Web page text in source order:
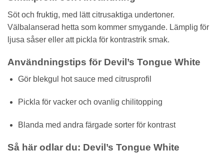
Söt och fruktig, med lätt citrusaktiga undertoner.
Välbalanserad hetta som kommer smygande. Lämplig för
ljusa såser eller att pickla för kontrastrik smak.
Användningstips för Devil’s Tongue White
Gör blekgul hot sauce med citrusprofil
Pickla för vacker och ovanlig chilitopping
Blanda med andra färgade sorter för kontrast
Så här odlar du: Devil’s Tongue White